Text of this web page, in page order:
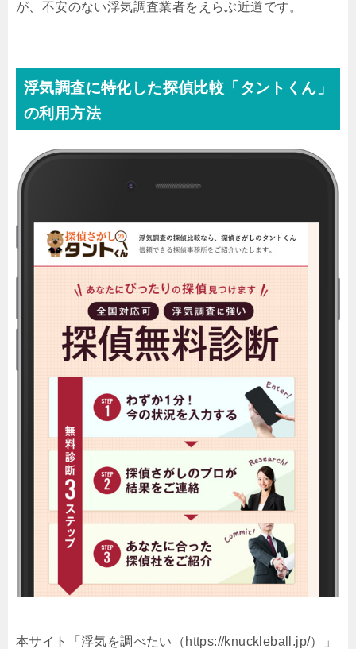
が、不安のない浮気調査業者をえらぶ近道です。
浮気調査に特化した探偵比較「タントくん」
の利用方法
本サイト「浮気を調べたい（https://knuckleball.jp/）」